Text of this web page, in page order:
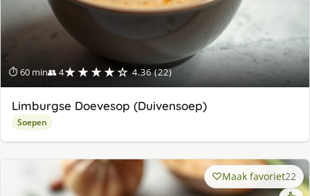
⏱ 60 min👥 4★★★★☆ 4.36 (22)
Limburgse Doevesop (Duivensoep)
Soepen
Maak favoriet22